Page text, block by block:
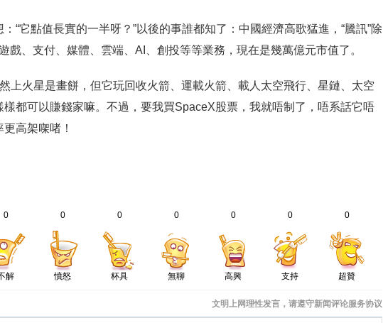
“它點值長實的一半呀？”以後的事誰都知了：中國經濟高歌猛進，“騰訊”除
戲、支付、媒體、雲端、AI、創投等等業務，現在是幾萬億元市值了。
上火星是畫餅，但它玩回收火箭、運載火箭、載人太空飛行、星鏈、太空
樣都可以賺錢家嘛。不過，要我買SpaceX股票，我就唔制了，唔系話它唔
高架㗎啫！
0
解
0
憤怒
0
杯具
0
無聊
0
高興
0
支持
0
超贊